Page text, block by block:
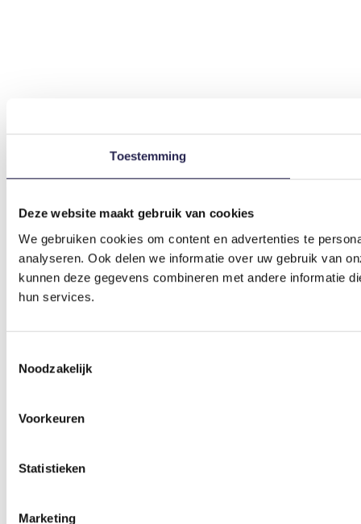
Toestemming
Deze website maakt gebruik van cookies
We gebruiken cookies om content en advertenties te
analyseren. Ook delen we informatie over uw gebruik van
kunnen deze gegevens combineren met andere informatie
hun services.
Noodzakelijk
Voorkeuren
Statistieken
Marketing